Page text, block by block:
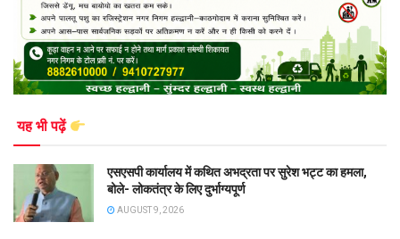
यह भी पढ़ें
एसएसपी कार्यालय में कथित अभद्रता पर सुरेश भट्ट का हमला,
बोले- लोकतंत्र के लिए दुर्भाग्यपूर्ण
AUGUST 9, 2026